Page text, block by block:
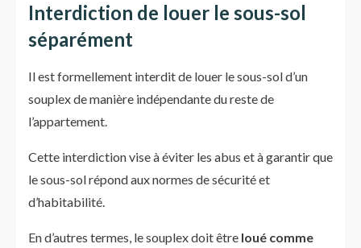
Interdiction de louer le sous-sol
séparément
Il est formellement interdit de louer le sous-sol d’un
souplex de manière indépendante du reste de
l’appartement.
Cette interdiction vise à éviter les abus et à garantir que
le sous-sol répond aux normes de sécurité et
d’habitabilité.
En d’autres termes, le souplex doit être loué comme